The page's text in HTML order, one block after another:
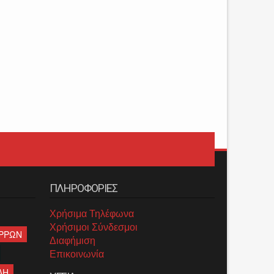
ΠΛΗΡΟΦΟΡΙΕΣ
Χρήσιμα Τηλέφωνα
Χρήσιμοι Σύνδεσμοι
Διαφήμιση
Επικοινωνία